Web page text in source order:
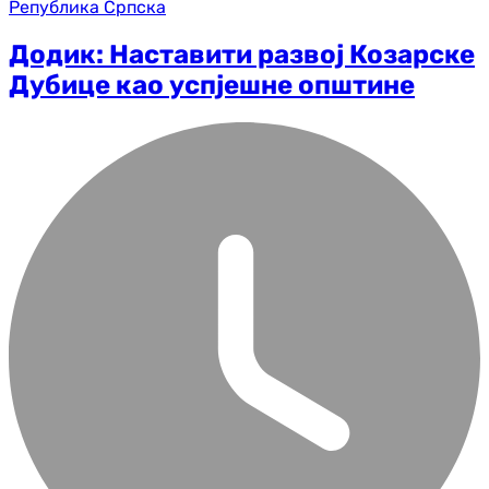
Република Српска
Додик: Наставити развој Козарске
Дубице као успјешне општине